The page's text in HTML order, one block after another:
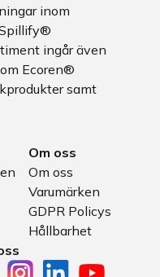
inom
ingår även
Ecoren®
samt
Om oss
Om oss
Varumärken
GDPR Policys
Hållbarhet